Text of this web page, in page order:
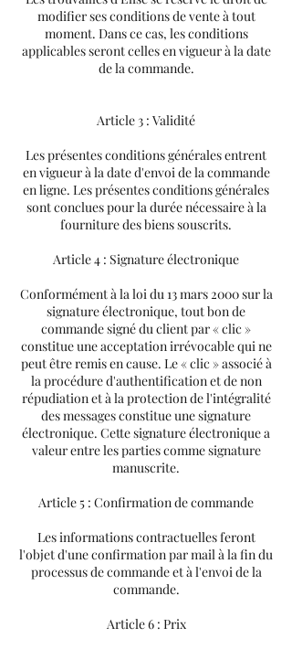
modifier ses conditions de vente à tout
moment. Dans ce cas, les conditions
applicables seront celles en vigueur à la date
de la commande.
Article 3 : Validité
Les présentes conditions générales entrent
en vigueur à la date d'envoi de la commande
en ligne. Les présentes conditions générales
sont conclues pour la durée nécessaire à la
fourniture des biens souscrits.
Article 4 : Signature électronique
Conformément à la loi du 13 mars 2000 sur la
signature électronique, tout bon de
commande signé du client par « clic »
constitue une acceptation irrévocable qui ne
peut être remis en cause. Le « clic » associé à
la procédure d'authentification et de non
répudiation et à la protection de l'intégralité
des messages constitue une signature
électronique. Cette signature électronique a
valeur entre les parties comme signature
manuscrite.
Article 5 : Confirmation de commande
Les informations contractuelles feront
l'objet d'une confirmation par mail à la fin du
processus de commande et à l'envoi de la
commande.
Article 6 : Prix